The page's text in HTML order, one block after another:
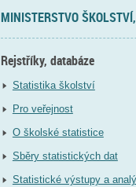
MINISTERSTVO
Rejstříky, databáze
Statistika školství
Pro veřejnost
O školské statistice
Sběry statistických dat
Statistické výstupy a